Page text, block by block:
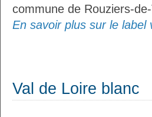
commune de Rouziers-
En savoir plus sur le label
Val de Loire blanc